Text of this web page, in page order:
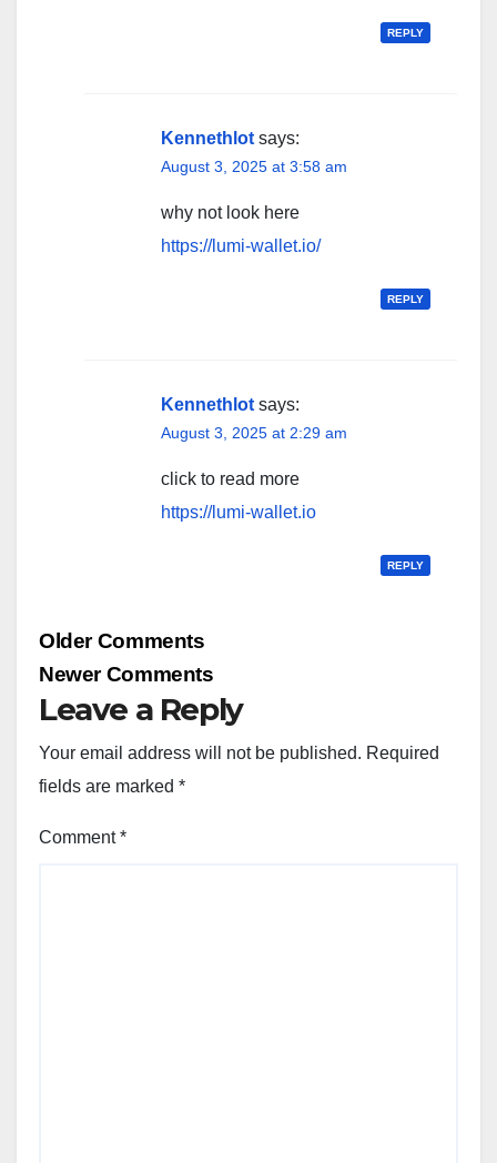
REPLY
Kennethlot says:
August 3, 2025 at 3:58 am
why not look here
https://lumi-wallet.io/
REPLY
Kennethlot says:
August 3, 2025 at 2:29 am
click to read more
https://lumi-wallet.io
REPLY
Comment
Older Comments
Newer Comments
Leave a Reply
Your email address will not be published. Required
fields are marked *
Comment*